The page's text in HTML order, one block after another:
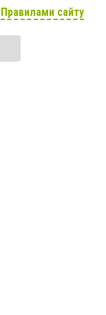
Правилами сайту